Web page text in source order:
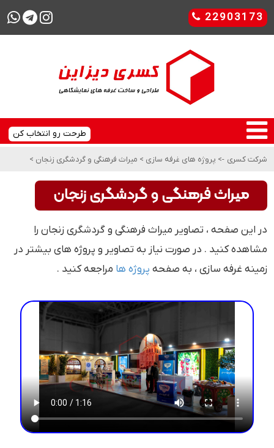
22903173
طرحت رو انتخاب کن
شرکت کسری -> پروژه های غرفه سازی > میراث فرهنگی و گردشگری زنجان >
میراث فرهنگی و گردشگری زنجان
در این صفحه ، تصاویر میراث فرهنگی و گردشگری زنجان را
مشاهده کنید . در صورت نیاز به تصاویر و پروژه های بیشتر در
زمینه غرفه سازی ، به صفحه پروژه ها مراجعه کنید .